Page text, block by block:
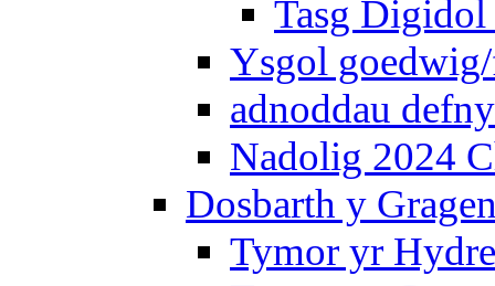
Tasg
Ysgol
adnoddau
Nadolig 2024
Dosbarth y
Tymor yr